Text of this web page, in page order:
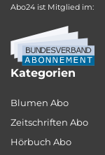
Abo24 ist Mitglied im:
Kategorien
Blumen Abo
Zeitschriften Abo
Hörbuch Abo